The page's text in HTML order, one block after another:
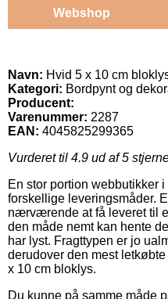
Webshop
Navn: Hvid 5 x 10 cm
Kategori: Bordpynt og
Producent:
Varenummer: 2287
EAN: 4045825299365
Vurderet til 4.9 ud af 5
En stor portion webbutikker
forskellige leveringsmåder.
nærværende at få leveret til
den måde nemt kan hente
har lyst. Fragttypen er jo
derudover den mest
x 10 cm bloklys.
Du kunne på samme måde